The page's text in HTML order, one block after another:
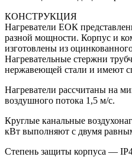
КОНСТРУКЦИЯ
Нагреватели ЕОК
разной мощности. Корпус и
изготовлены из
Нагревательные стержни
нержавеющей стали и имеют
Нагреватели рассчитаны на
воздушного потока 1,5 м/с.
Круглые канальные
кВт выполняют с двумя
Степень защиты корпуса —